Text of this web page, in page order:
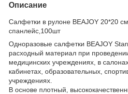
Описание
Салфетки в рулоне BEAJOY 20*20
спанлейс,100шт
Одноразовые салфетки BEAJOY
расходный материал при
медицинских учреждениях, в
кабинетах, образовательных,
учреждениях.
В основе плотный,